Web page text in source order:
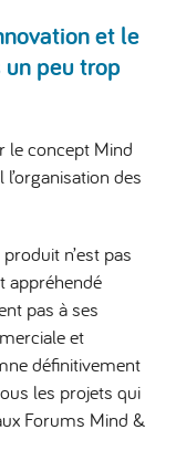
et le
peu trop
le concept Mind
des
n’est pas
appréhendé
pas à ses
et
définitivement
les projets qui
Forums Mind &